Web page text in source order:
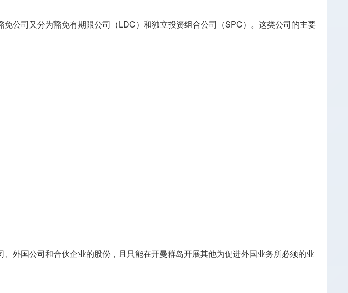
公司又分为豁免有期限公司（LDC）和独立投资组合公司（SPC）。这类公司的主要
外国公司和合伙企业的股份，且只能在开曼群岛开展其他为促进外国业务所必须的业